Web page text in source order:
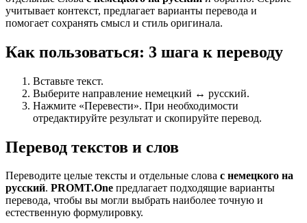
учитывает контекст, предлагает варианты перевода и
помогает сохранять смысл и стиль оригинала.
Как пользоваться: 3 шага к переводу
Вставьте текст.
Выберите направление немецкий ↔ русский.
Нажмите «Перевести». При необходимости
отредактируйте результат и скопируйте перевод.
Перевод текстов и слов
Переводите целые тексты и отдельные слова с немецкого на
русский. PROMT.One предлагает подходящие варианты
перевода, чтобы вы могли выбрать наиболее точную и
естественную формулировку.